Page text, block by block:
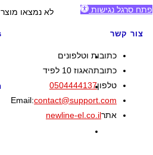
לא נמצאו
צור קשר
כתובות וטלפונים
כתובתהאגוז 10 לפיד
טלפון0504444137
Opens
in
your
Email:contact@support.com
אתרnewline-el.co.il
פתח סרגל נגישות